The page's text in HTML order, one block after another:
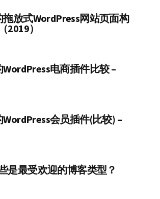
放式WordPress网站页面构
2019）
电商插件比较 –
会员插件(比较) –
是最受欢迎的博客类型？